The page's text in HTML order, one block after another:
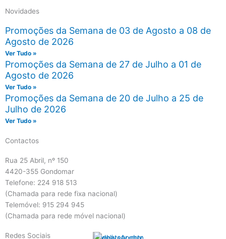
Novidades
Promoções da Semana de 03 de Agosto a 08 de
Agosto de 2026
Ver Tudo »
Promoções da Semana de 27 de Julho a 01 de
Agosto de 2026
Ver Tudo »
Promoções da Semana de 20 de Julho a 25 de
Julho de 2026
Ver Tudo »
Contactos
Rua 25 Abril, nº 150
4420-355 Gondomar
Telefone: 224 918 513
(Chamada para rede fixa nacional)
Telemóvel: 915 294 945
(Chamada para rede móvel nacional)
Redes Sociais